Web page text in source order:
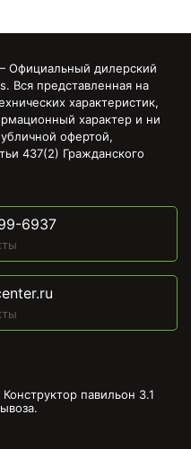
Официальный дилерский
Вся представленная на
характеристик,
характер и ни
офертой,
437(2) Гражданского
6937
павильон З.1